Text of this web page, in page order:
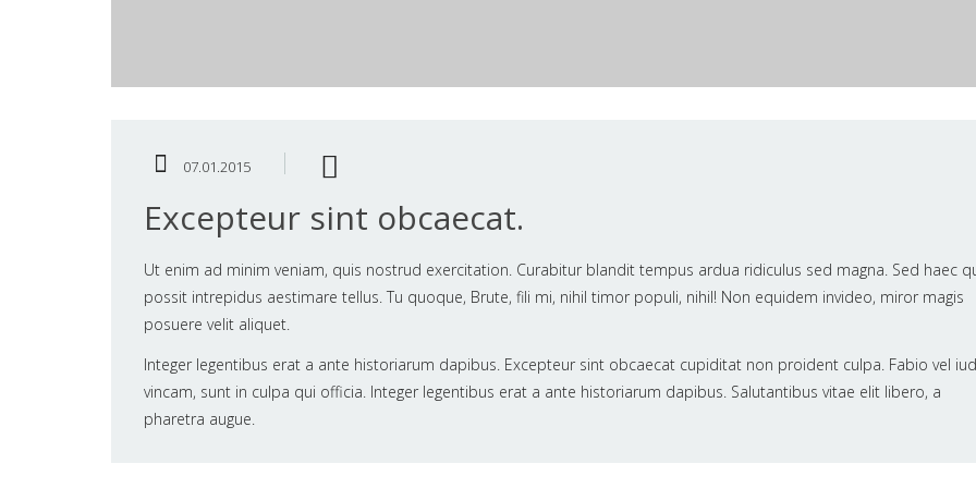
07.01.2015
Excepteur sint obcaecat.
Ut enim ad minim veniam, quis nostrud exercitation. Curabitur blandit tempus ardua ridiculus sed magna. Sed haec
possit intrepidus aestimare tellus. Tu quoque, Brute, fili mi, nihil timor populi, nihil! Non equidem invideo, miror magis
posuere velit aliquet.
Integer legentibus erat a ante historiarum dapibus. Excepteur sint obcaecat cupiditat non proident culpa. Fabio vel
vincam, sunt in culpa qui officia. Integer legentibus erat a ante historiarum dapibus. Salutantibus vitae elit libero, a
pharetra augue.